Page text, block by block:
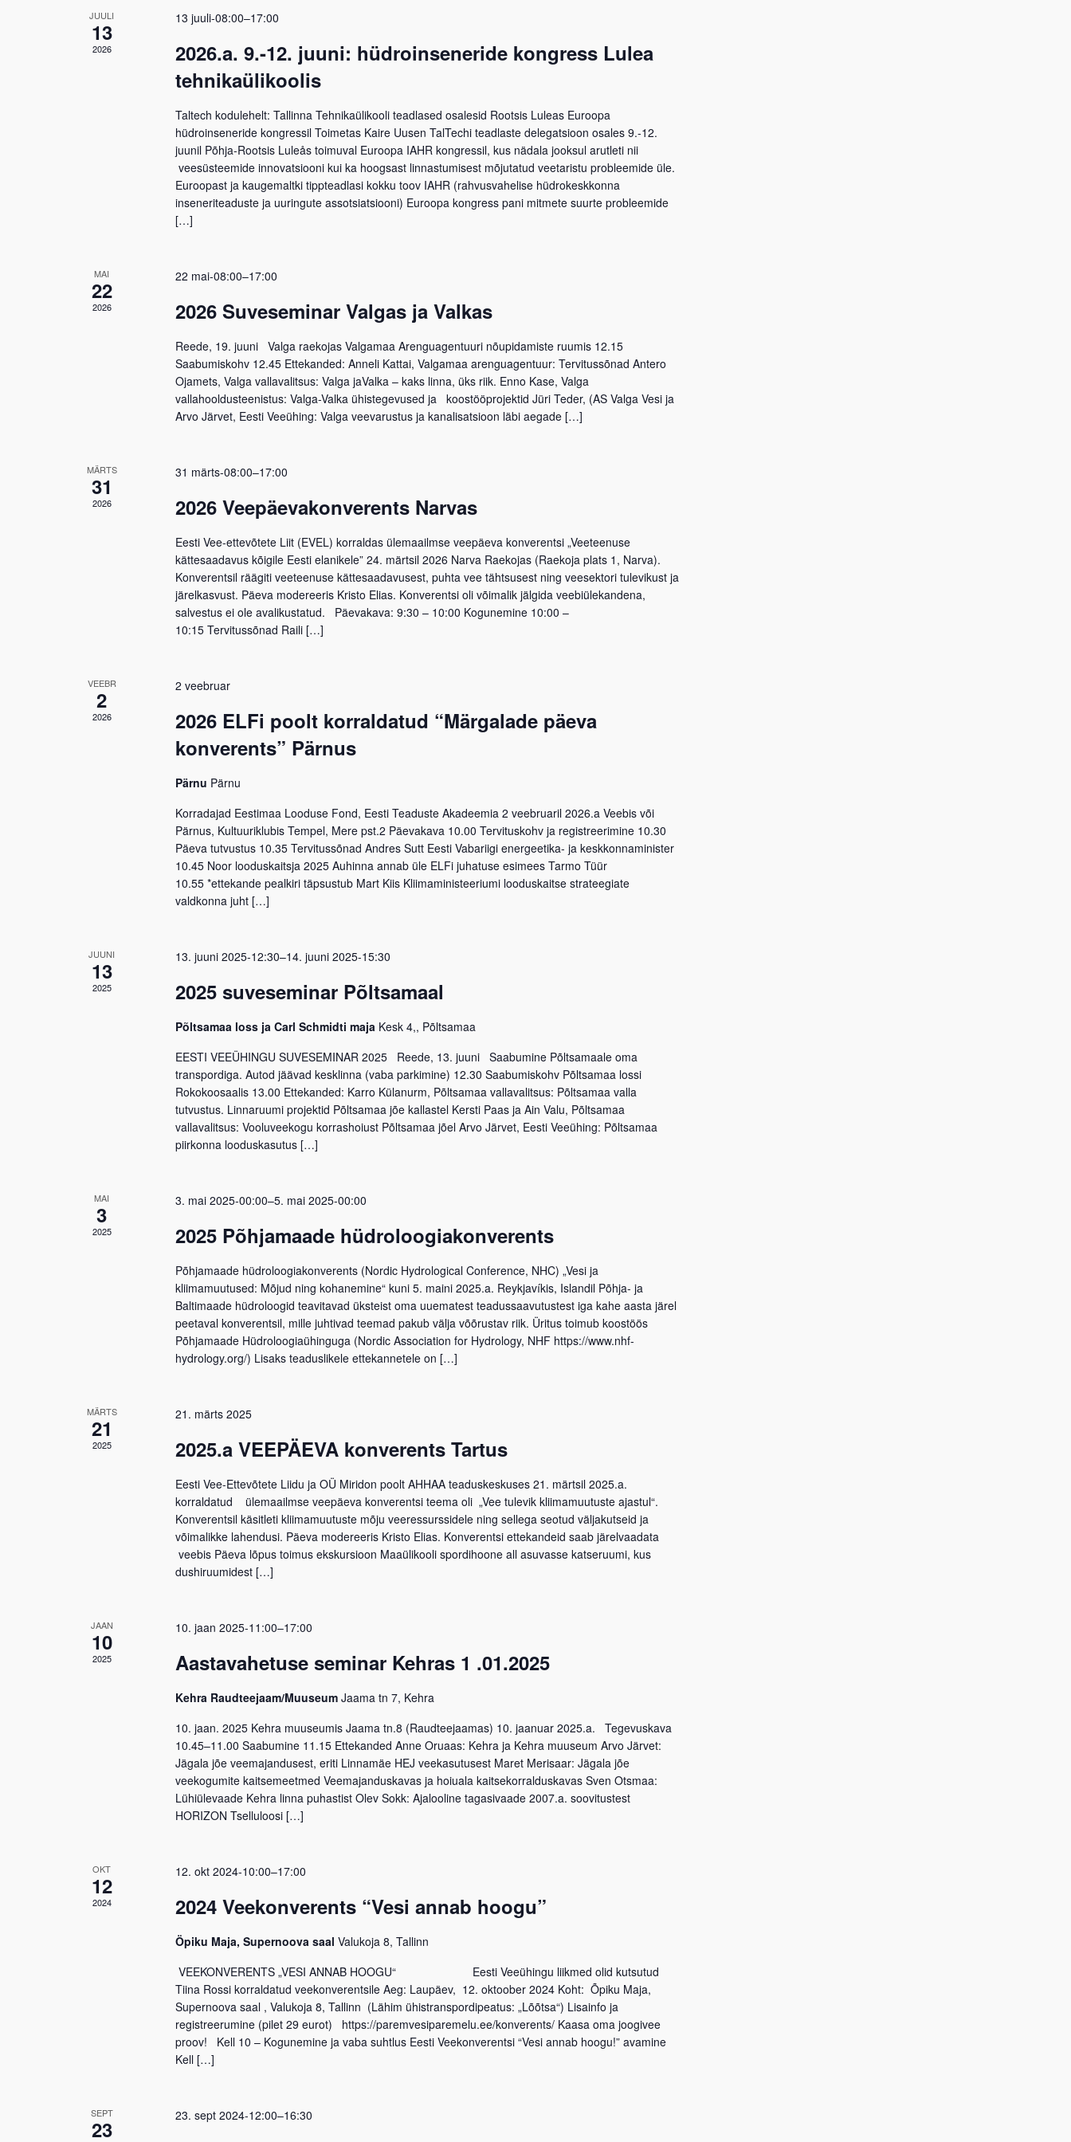
JUULI
13
2026
13 juuli-08:00–17:00
2026.a. 9.-12. juuni: hüdroinseneride kongress Lulea
tehnikaülikoolis
Taltech kodulehelt: Tallinna Tehnikaülikooli teadlased osalesid Rootsis Luleas Euroopa
hüdroinseneride kongressil Toimetas Kaire Uusen TalTechi teadlaste delegatsioon osales 9.-12.
juunil Põhja-Rootsis Luleås toimuval Euroopa IAHR kongressil, kus nädala jooksul arutleti nii
veesüsteemide innovatsiooni kui ka hoogsast linnastumisest mõjutatud veetaristu probleemide üle.
Euroopast ja kaugemaltki tippteadlasi kokku toov IAHR (rahvusvahelise hüdrokeskkonna
inseneriteaduste ja uuringute assotsiatsiooni) Euroopa kongress pani mitmete suurte probleemide
[…]
MAI
22
2026
22 mai-08:00–17:00
2026 Suveseminar Valgas ja Valkas
Reede, 19. juuni Valga raekojas Valgamaa Arenguagentuuri nõupidamiste ruumis 12.15
Saabumiskohv 12.45 Ettekanded: Anneli Kattai, Valgamaa arenguagentuur: Tervitussõnad Antero
Ojamets, Valga vallavalitsus: Valga jaValka – kaks linna, üks riik. Enno Kase, Valga
vallahooldusteenistus: Valga-Valka ühistegevused ja koostööprojektid Jüri Teder, (AS Valga Vesi ja
Arvo Järvet, Eesti Veeühing: Valga veevarustus ja kanalisatsioon läbi aegade […]
MÄRTS
31
2026
31 märts-08:00–17:00
2026 Veepäevakonverents Narvas
Eesti Vee-ettevõtete Liit (EVEL) korraldas ülemaailmse veepäeva konverentsi „Veeteenuse
kättesaadavus kõigile Eesti elanikele” 24. märtsil 2026 Narva Raekojas (Raekoja plats 1, Narva).
Konverentsil räägiti veeteenuse kättesaadavusest, puhta vee tähtsusest ning veesektori tulevikust ja
järelkasvust. Päeva modereeris Kristo Elias. Konverentsi oli võimalik jälgida veebiülekandena,
salvestus ei ole avalikustatud. Päevakava: 9:30 – 10:00 Kogunemine 10:00 –
10:15 Tervitussõnad Raili […]
VEEBR
2
2026
2 veebruar
2026 ELFi poolt korraldatud “Märgalade päeva
konverents” Pärnus
Pärnu Pärnu
Korradajad Eestimaa Looduse Fond, Eesti Teaduste Akadeemia 2 veebruaril 2026.a Veebis või
Pärnus, Kultuuriklubis Tempel, Mere pst.2 Päevakava 10.00 Tervituskohv ja registreerimine 10.30
Päeva tutvustus 10.35 Tervitussõnad Andres Sutt Eesti Vabariigi energeetika- ja keskkonnaminister
10.45 Noor looduskaitsja 2025 Auhinna annab üle ELFi juhatuse esimees Tarmo Tüür
10.55 *ettekande pealkiri täpsustub Mart Kiis Kliimaministeeriumi looduskaitse strateegiate
valdkonna juht […]
JUUNI
13
2025
13. juuni 2025-12:30–14. juuni 2025-15:30
2025 suveseminar Põltsamaal
Põltsamaa loss ja Carl Schmidti maja Kesk 4,, Põltsamaa
EESTI VEEÜHINGU SUVESEMINAR 2025 Reede, 13. juuni Saabumine Põltsamaale oma
transpordiga. Autod jäävad kesklinna (vaba parkimine) 12.30 Saabumiskohv Põltsamaa lossi
Rokokoosaalis 13.00 Ettekanded: Karro Külanurm, Põltsamaa vallavalitsus: Põltsamaa valla
tutvustus. Linnaruumi projektid Põltsamaa jõe kallastel Kersti Paas ja Ain Valu, Põltsamaa
vallavalitsus: Vooluveekogu korrashoiust Põltsamaa jõel Arvo Järvet, Eesti Veeühing: Põltsamaa
piirkonna looduskasutus […]
MAI
3
2025
3. mai 2025-00:00–5. mai 2025-00:00
2025 Põhjamaade hüdroloogiakonverents
Põhjamaade hüdroloogiakonverents (Nordic Hydrological Conference, NHC) „Vesi ja
kliimamuutused: Mõjud ning kohanemine“ kuni 5. maini 2025.a. Reykjavíkis, Islandil Põhja- ja
Baltimaade hüdroloogid teavitavad üksteist oma uuematest teadussaavutustest iga kahe aasta järel
peetaval konverentsil, mille juhtivad teemad pakub välja võõrustav riik. Üritus toimub koostöös
Põhjamaade Hüdroloogiaühinguga (Nordic Association for Hydrology, NHF https://www.nhf-
hydrology.org/) Lisaks teaduslikele ettekannetele on […]
MÄRTS
21
2025
21. märts 2025
2025.a VEEPÄEVA konverents Tartus
Eesti Vee-Ettevõtete Liidu ja OÜ Miridon poolt AHHAA teaduskeskuses 21. märtsil 2025.a.
korraldatud ülemaailmse veepäeva konverentsi teema oli „Vee tulevik kliimamuutuste ajastul“.
Konverentsil käsitleti kliimamuutuste mõju veeressurssidele ning sellega seotud väljakutseid ja
võimalikke lahendusi. Päeva modereeris Kristo Elias. Konverentsi ettekandeid saab järelvaadata
veebis Päeva lõpus toimus ekskursioon Maaülikooli spordihoone all asuvasse katseruumi, kus
dushiruumidest […]
JAAN
10
2025
10. jaan 2025-11:00–17:00
Aastavahetuse seminar Kehras 1 .01.2025
Kehra Raudteejaam/Muuseum Jaama tn 7, Kehra
10. jaan. 2025 Kehra muuseumis Jaama tn.8 (Raudteejaamas) 10. jaanuar 2025.a. Tegevuskava
10.45–11.00 Saabumine 11.15 Ettekanded Anne Oruaas: Kehra ja Kehra muuseum Arvo Järvet:
Jägala jõe veemajandusest, eriti Linnamäe HEJ veekasutusest Maret Merisaar: Jägala jõe
veekogumite kaitsemeetmed Veemajanduskavas ja hoiuala kaitsekorralduskavas Sven Otsmaa:
Lühiülevaade Kehra linna puhastist Olev Sokk: Ajalooline tagasivaade 2007.a. soovitustest
HORIZON Tselluloosi […]
OKT
12
2024
12. okt 2024-10:00–17:00
2024 Veekonverents “Vesi annab hoogu”
Öpiku Maja, Supernoova saal Valukoja 8, Tallinn
VEEKONVERENTS „VESI ANNAB HOOGU“ Eesti Veeühingu liikmed olid kutsutud
Tiina Rossi korraldatud veekonverentsile Aeg: Laupäev, 12. oktoober 2024 Koht: Õpiku Maja,
Supernoova saal , Valukoja 8, Tallinn (Lähim ühistranspordipeatus: „Lõõtsa“) Lisainfo ja
registreerumine (pilet 29 eurot) https://paremvesiparemelu.ee/konverents/ Kaasa oma joogivee
proov! Kell 10 – Kogunemine ja vaba suhtlus Eesti Veekonverentsi “Vesi annab hoogu!” avamine
Kell […]
SEPT
23
23. sept 2024-12:00–16:30